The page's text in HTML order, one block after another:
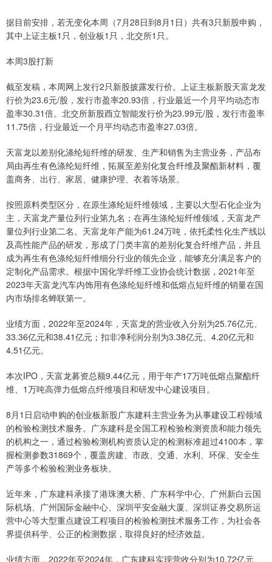
据目前安排，若无变化本周（7月28日到8月1日）共有3只新股申购，
其中上证主板1只，创业板1只，北交所1只。
本周3股打新
截至发稿，本周网上发行2只新股披露发行价。上证主板新股天富龙发
行价为23.6元/股，发行市盈率20.93倍，行业最近一个月平均动态市
盈率30.31倍。北交所新股酉立智能发行价为23.99元/股，发行市盈率
11.75倍，行业最近一个月平均动态市盈率27.03倍。
天富龙以差别化涤纶短纤维的研发、生产和销售为主营业务，产品布
局由再生有色涤纶短纤维，拓展至差别化复合纤维及聚酯新材料，覆
盖商务、出行、家居、健康护理、衣着等场景。
按照原料类型区分，在原生涤纶短纤维领域，主要以大型石化企业为
主，天富龙产量位列行业第九名；在再生涤纶短纤维领域，天富龙产
量位列行业第二名。天富龙年产能为61.24万吨，依托柔性化生产线以
及高性能产品的研发，形成了门类丰富的差别化复合纤维产品，并且
成为再生有色涤纶短纤维细分行业的领先企业，能够充分满足客户的
定制化产品需求。根据中国化学纤维工业协会统计数据，2021年至
2023年天富龙汽车内饰用有色涤纶短纤维和低熔点短纤维的销量在国
内市场排名蝉联第一。
业绩方面，2022年至2024年，天富龙的营业收入分别为25.76亿元、
33.36亿元和38.41亿元；扣非净利润分别为3.38亿元、4.20亿元和
4.51亿元。
本次IPO，天富龙募资总额9.44亿元，用于年产17万吨低熔点聚酯纤
维、1万吨高弹力低熔点纤维项目和研发中心建设项目。
8月1日启动申购的创业板新股广东建科主营业务为从事建设工程领域
的检验检测技术服务。广东建科是全国工程检验检测资质和能力领先
的机构之一，通过检验检测机构资质认定的检测标准超过4100本，掌
握检测参数31869个，覆盖房建、市政、交通、水利、环保、安全生
产等多个检验检测业务板块。
近年来，广东建科承接了港珠澳大桥、广东科学中心、广州新白云国
际机场、广州国际金融中心、深圳平安金融大厦、深圳证券交易所运
营中心等大型重点建设工程项目的检验检测技术服务工作，为社会各
界提供科学、公正的检测数据，取得良好的经济效益。
业绩方面，2022年至2024年，广东建科实现营收分别为10.72亿元、